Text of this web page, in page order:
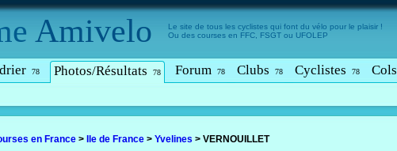
Amivelo
Le site de tous les cyclistes qui font du vélo pour le plaisir !
Ou des courses en FFC, FSGT ou UFOLEP
78 Photos/Résultats 78 Forum 78 Clubs 78 Cyclistes 78 Cols
en France > Ile de France > Yvelines > VERNOUILLET